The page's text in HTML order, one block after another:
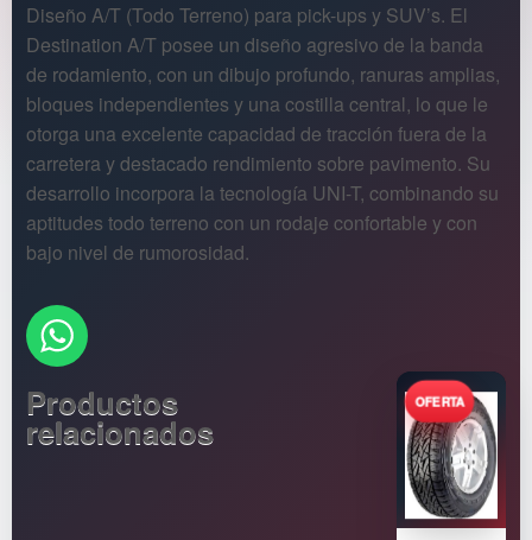
Diseño A/T (Todo Terreno) para pick-ups y SUV’s. El
Destination A/T posee un diseño agresivo de la banda
de rodamiento, con un dibujo profundo, ranuras amplias,
bloques independientes y una costilla central, lo que le
otorga una excelente capacidad de tracción fuera de la
carretera y destacado rendimiento sobre pavimento. Su
desarrollo incorpora la tecnología UNI-T, combinando su
aptitudes todo terreno con un rodaje confortable y con
bajo nivel de rumorosidad.
Productos
relacionados